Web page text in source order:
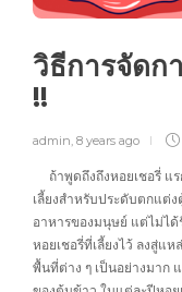
วิธีการจัดก
!!
admin, 8 years ago
ถ้าพูดถึงถึงหอยเชอรี่ แร
เลี้ยงสำหรับประดับตกแต่
อาหารของมนุษย์ แต่ไม่ได้
หอยเชอรี่ที่เลี้ยงไว้ ลงสู่แ
พื้นที่ต่าง ๆ เป็นอย่างมาก